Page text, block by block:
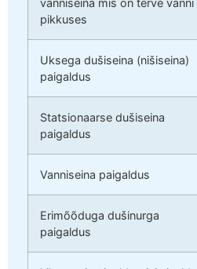
vanniseina mis on terve vanni
pikkuses
Uksega dušiseina (nišiseina)
paigaldus
Statsionaarse dušiseina
paigaldus
Vanniseina paigaldus
Erimõõduga dušinurga
paigaldus